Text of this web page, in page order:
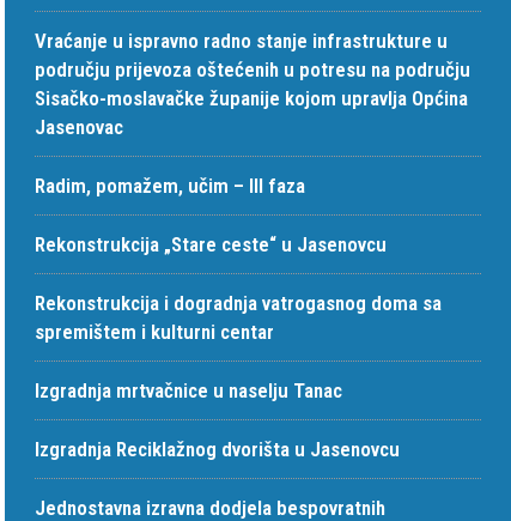
Vraćanje u ispravno radno stanje infrastrukture u
području prijevoza oštećenih u potresu na području
Sisačko-moslavačke županije kojom upravlja Općina
Jasenovac
Radim, pomažem, učim – III faza
Rekonstrukcija „Stare ceste“ u Jasenovcu
Rekonstrukcija i dogradnja vatrogasnog doma sa
spremištem i kulturni centar
Izgradnja mrtvačnice u naselju Tanac
Izgradnja Reciklažnog dvorišta u Jasenovcu
Jednostavna izravna dodjela bespovratnih